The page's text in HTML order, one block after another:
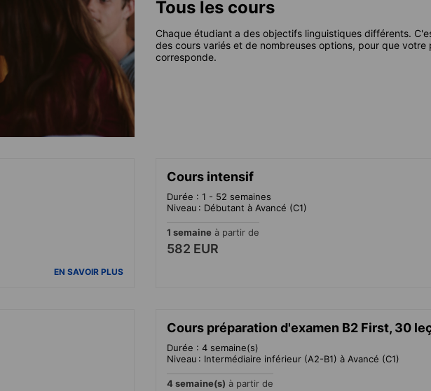
Tous les cours
Chaque étudiant a des objectifs linguistiques différents.
des cours variés et de nombreuses options, pour que votre
corresponde.
EN SAVOIR PLUS
Cours intensif
Durée : 1 - 52 semaines
Niveau : Débutant à Avancé (C1)
1 semaine à partir de
582 EUR
Cours préparation d'examen B2 First, 30
Durée : 4 semaine(s)
Niveau : Intermédiaire inférieur (A2-B1) à Avancé (C1)
4 semaine(s) à partir de